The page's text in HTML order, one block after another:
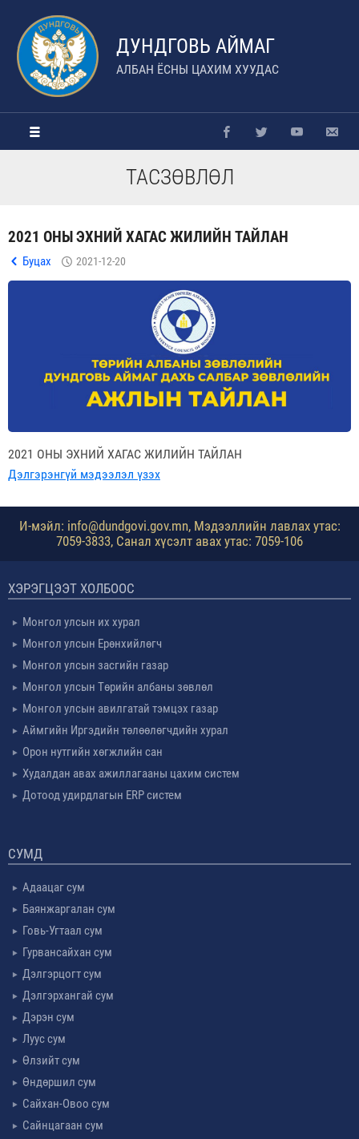
ДУНДГОВЬ АЙМАГ
АЛБАН ЁСНЫ ЦАХИМ ХУУДАС
ТАСЗӨВЛӨЛ
2021 ОНЫ ЭХНИЙ ХАГАС ЖИЛИЙН ТАЙЛАН
Буцах 2021-12-20
2021 ОНЫ ЭХНИЙ ХАГАС ЖИЛИЙН ТАЙЛАН
Дэлгэрэнгүй мэдээлэл үзэх
И-мэйл: info@dundgovi.gov.mn, Мэдээллийн лавлах утас:
7059-3833, Санал хүсэлт авах утас: 7059-106
ХЭРЭГЦЭЭТ ХОЛБООС
Монгол улсын их хурал
Монгол улсын Ерөнхийлөгч
Монгол улсын засгийн газар
Монгол улсын Төрийн албаны зөвлөл
Монгол улсын авилгатай тэмцэх газар
Аймгийн Иргэдийн төлөөлөгчдийн хурал
Орон нутгийн хөгжлийн сан
Худалдан авах ажиллагааны цахим систем
Дотоод удирдлагын ERP систем
СУМД
Адаацаг сум
Баянжаргалан сум
Говь-Угтаал сум
Гурвансайхан сум
Дэлгэрцогт сум
Дэлгэрхангай сум
Дэрэн сум
Луус сум
Өлзийт сум
Өндөршил сум
Сайхан-Овоо сум
Сайнцагаан сум